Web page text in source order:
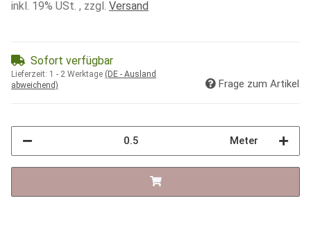
inkl. 19% USt. , zzgl. Versand
Sofort verfügbar
Lieferzeit: 1 - 2 Werktage (DE - Ausland
abweichend)
Frage zum Artikel
Meter